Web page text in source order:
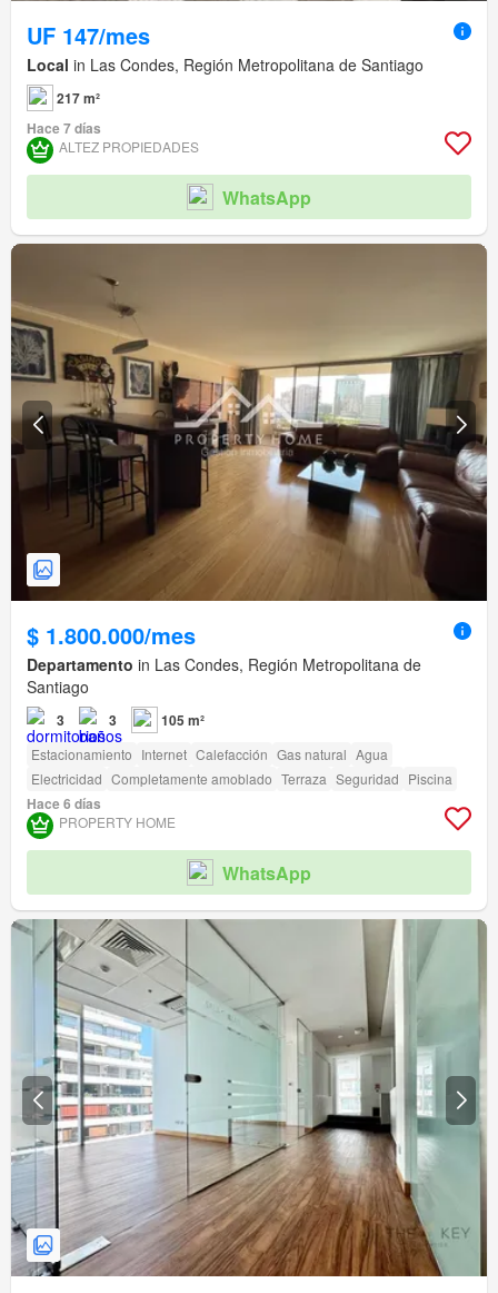
UF 147/mes
Local in Las Condes, Región Metropolitana de Santiago
217 m²
Hace 7 días
ALTEZ PROPIEDADES
WhatsApp
$ 1.800.000/mes
Departamento in Las Condes, Región Metropolitana de
Santiago
3 3 105 m²
Estacionamiento Internet Calefacción Gas natural Agua
Electricidad Completamente amoblado Terraza Seguridad Piscina
Hace 6 días
PROPERTY HOME
WhatsApp